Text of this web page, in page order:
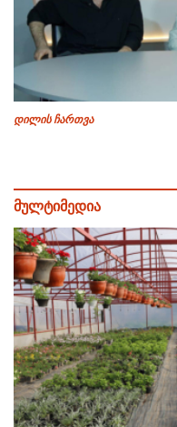
დილის ჩართვა
მულტიმედია